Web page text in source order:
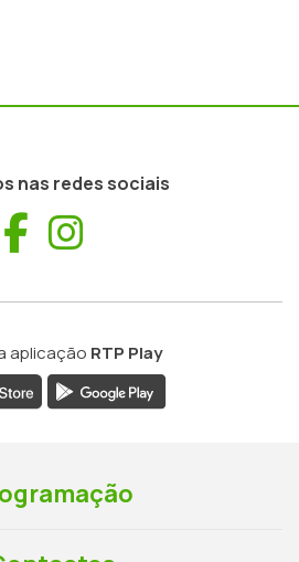
nas redes sociais
Facebook
aplicação RTP Play